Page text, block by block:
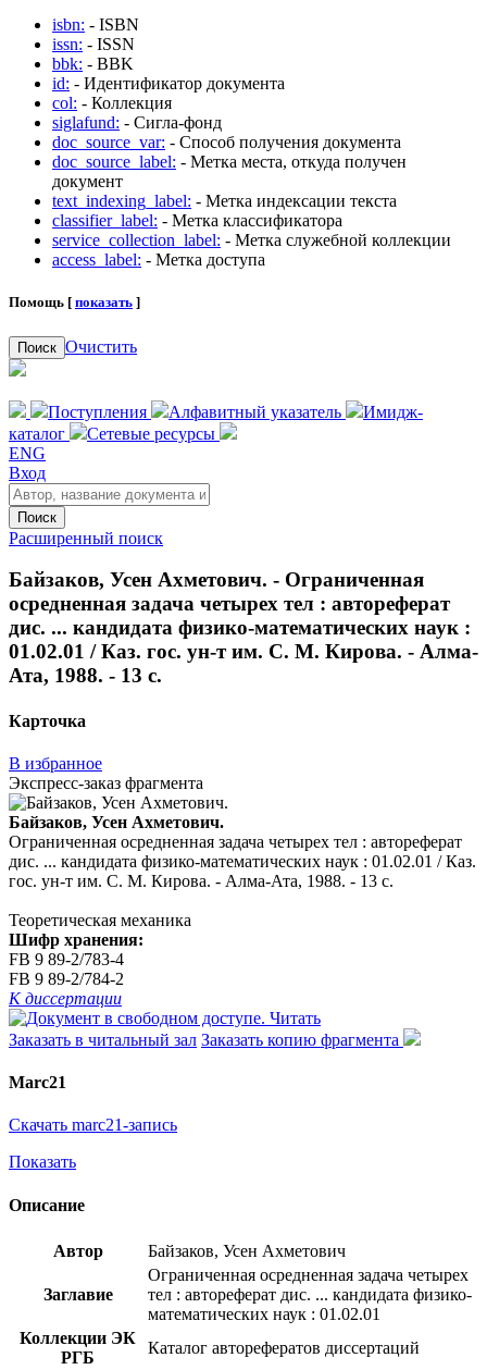
isbn: - ISBN
issn: - ISSN
bbk: - BBK
id: - Идентификатор документа
col: - Коллекция
siglafund: - Сигла-фонд
doc_source_var: - Способ получения документа
doc_source_label: - Метка места, откуда получен
документ
text_indexing_label: - Метка индексации текста
classifier_label: - Метка классификатора
service_collection_label: - Метка служебной коллекции
access_label: - Метка доступа
Помощь [ показать ]
Поиск Очистить
Поступления Алфавитный указатель
Имидж-
каталог
Сетевые ресурсы
ENG
Вход
Поиск
Расширенный поиск
Байзаков, Усен Ахметович. - Ограниченная
осредненная задача четырех тел : автореферат
дис. ... кандидата физико-математических наук :
01.02.01 / Каз. гос. ун-т им. С. М. Кирова. - Алма-
Ата, 1988. - 13 с.
Карточка
В избранное
Экспресс-заказ фрагмента
Байзаков, Усен Ахметович.
Ограниченная осредненная задача четырех тел : автореферат
дис. ... кандидата физико-математических наук : 01.02.01 / Каз.
гос. ун-т им. С. М. Кирова. - Алма-Ата, 1988. - 13 с.
Теоретическая механика
Шифр хранения:
FB 9 89-2/783-4
FB 9 89-2/784-2
К диссертации
Читать
Заказать в читальный зал Заказать копию фрагмента
Marc21
Скачать marc21-запись
Показать
Описание
Автор Байзаков, Усен Ахметович
Заглавие
Ограниченная осредненная задача четырех
тел : автореферат дис. ... кандидата физико-
математических наук : 01.02.01
Коллекции ЭК
РГБ
Каталог авторефератов диссертаций